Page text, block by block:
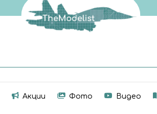
Акции Фото Видео